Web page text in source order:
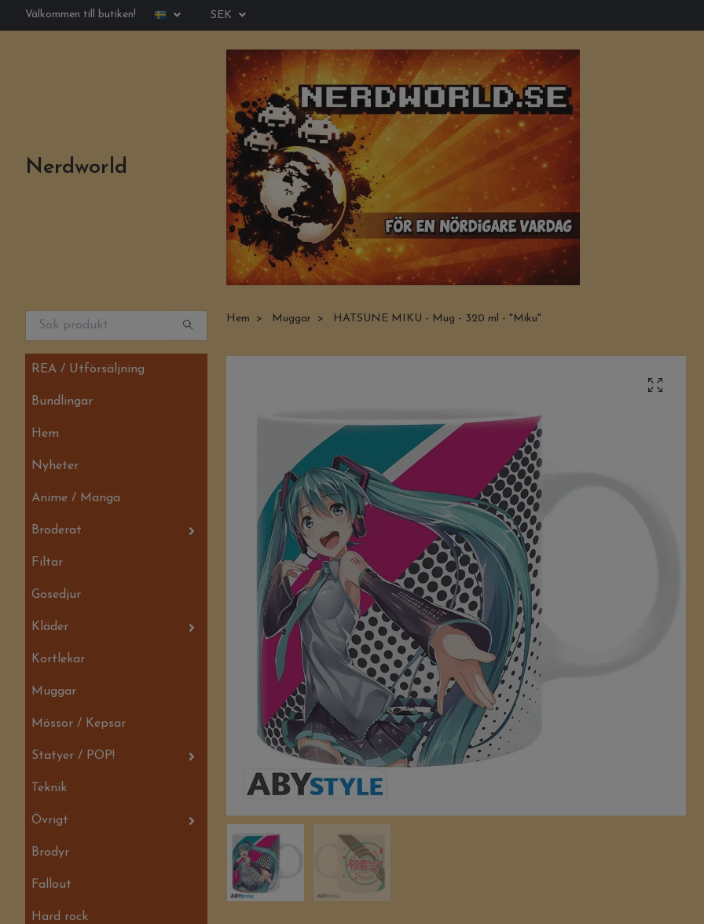
Välkommen till butiken! SEK
Nerdworld
REA / Utförsäljning
Bundlingar
Hem
Nyheter
Anime / Manga
Broderat
Filtar
Gosedjur
Kläder
Kortlekar
Muggar
Mössor / Kepsar
Statyer / POP!
Teknik
Övrigt
Brodyr
Fallout
Hard rock
Hem Muggar HATSUNE MIKU - Mug - 320 ml - "Miku"